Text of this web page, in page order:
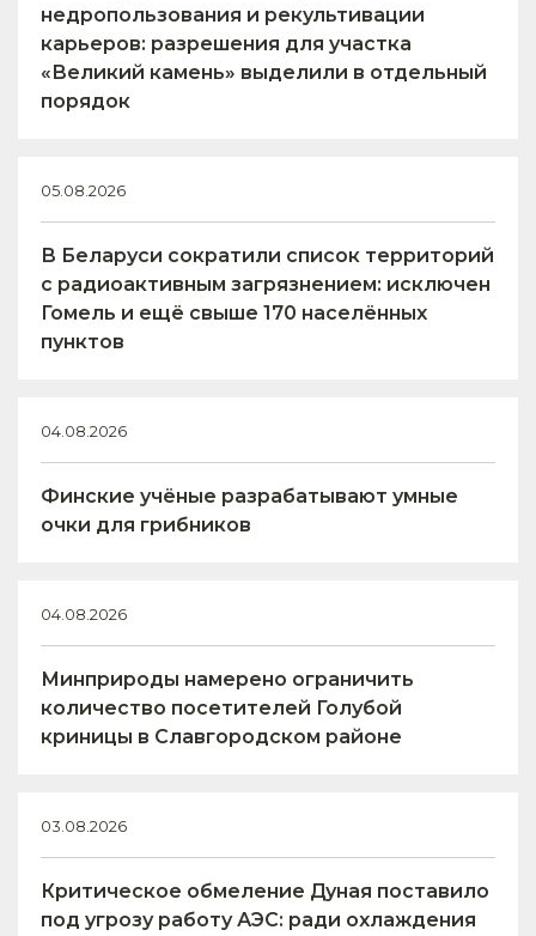
недропользования и рекультивации
карьеров: разрешения для участка
«Великий камень» выделили в отдельный
порядок
05.08.2026
В Беларуси сократили список территорий
с радиоактивным загрязнением: исключен
Гомель и ещё свыше 170 населённых
пунктов
04.08.2026
Финские учёные разрабатывают умные
очки для грибников
04.08.2026
Минприроды намерено ограничить
количество посетителей Голубой
криницы в Славгородском районе
03.08.2026
Критическое обмеление Дуная поставило
под угрозу работу АЭС: ради охлаждения